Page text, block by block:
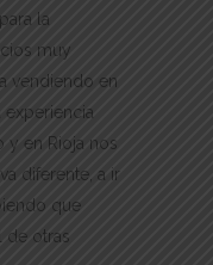
la
muy
vendiendo en
experiencia
y en Rioja nos
diferente, a ir
que
de otras